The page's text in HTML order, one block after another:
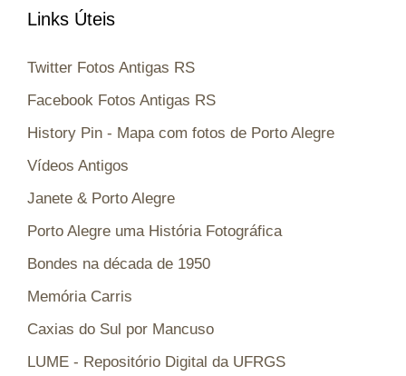
Links Úteis
Twitter Fotos Antigas RS
Facebook Fotos Antigas RS
History Pin - Mapa com fotos de Porto Alegre
Vídeos Antigos
Janete & Porto Alegre
Porto Alegre uma História Fotográfica
Bondes na década de 1950
Memória Carris
Caxias do Sul por Mancuso
LUME - Repositório Digital da UFRGS